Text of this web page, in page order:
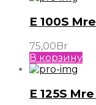
E 100S
75,00Br
В корзину
E 125S